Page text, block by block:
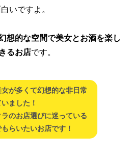
いですよ。
想的な空間で美女とお酒を楽し
るお店です。
が多くて幻想的な非日常
ました！
のお店選びに迷っている
らいたいお店です！